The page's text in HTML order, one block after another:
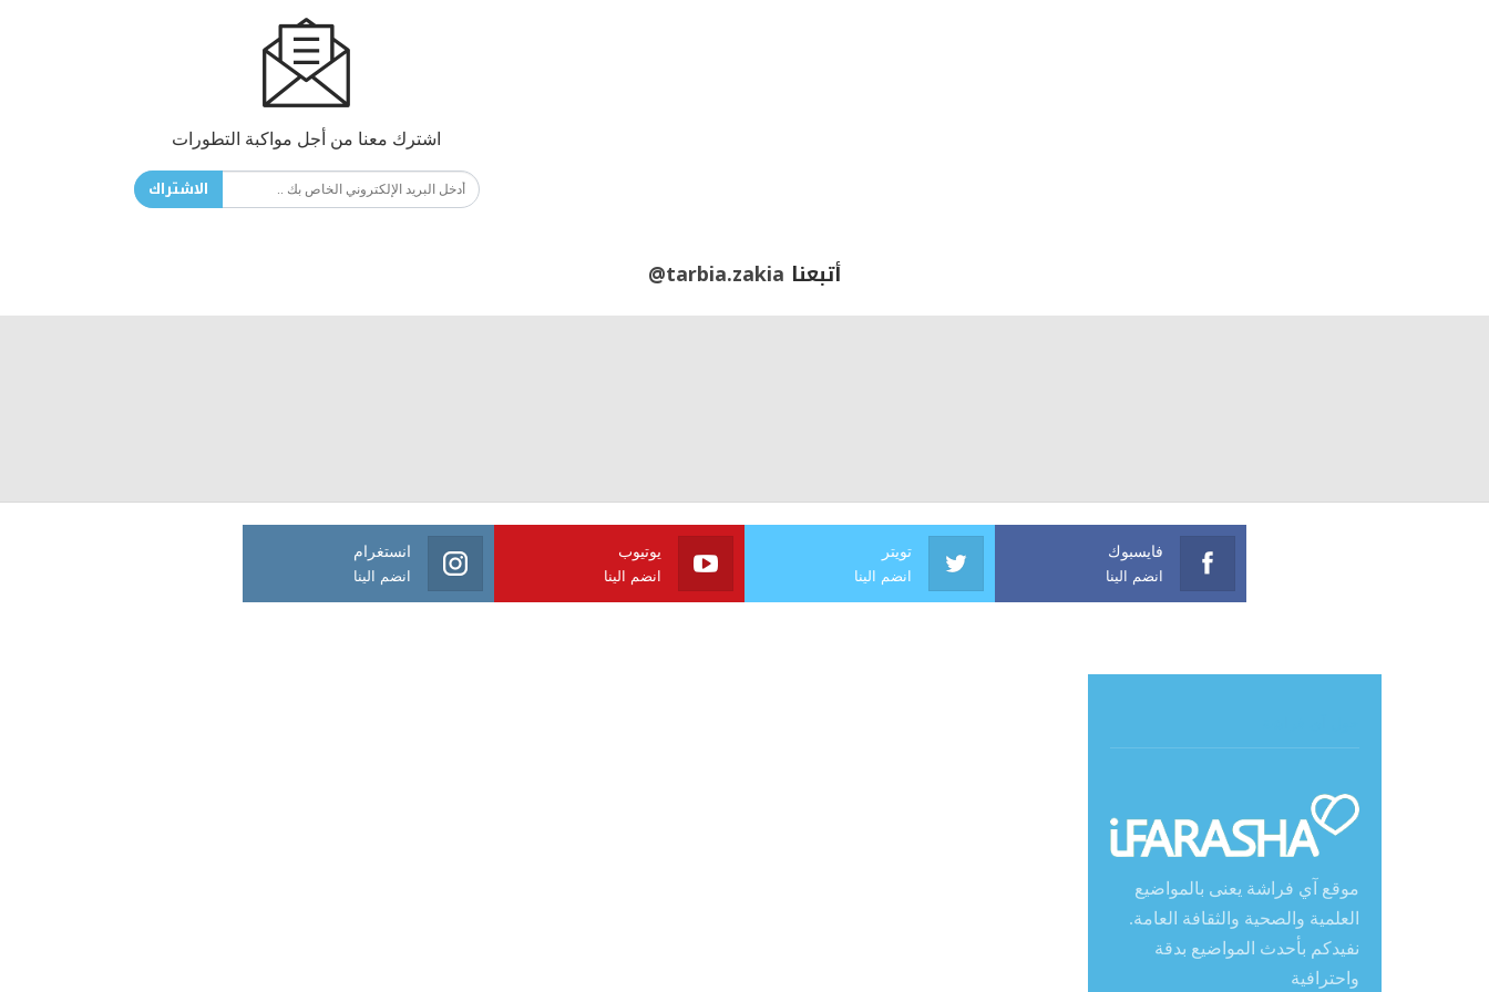
اشترك معنا من أجل مواكبة التطورات
الاشتراك
أتبعنا @tarbia.zakia
فايسبوك
انضم الينا
تويتر
انضم الينا
يوتيوب
انضم الينا
انستغرام
انضم الينا
موقع آي فراشة يعنى بالمواضيع
العلمية والصحية والثقافة العامة.
نفيدكم بأحدث المواضيع بدقة
واحترافية